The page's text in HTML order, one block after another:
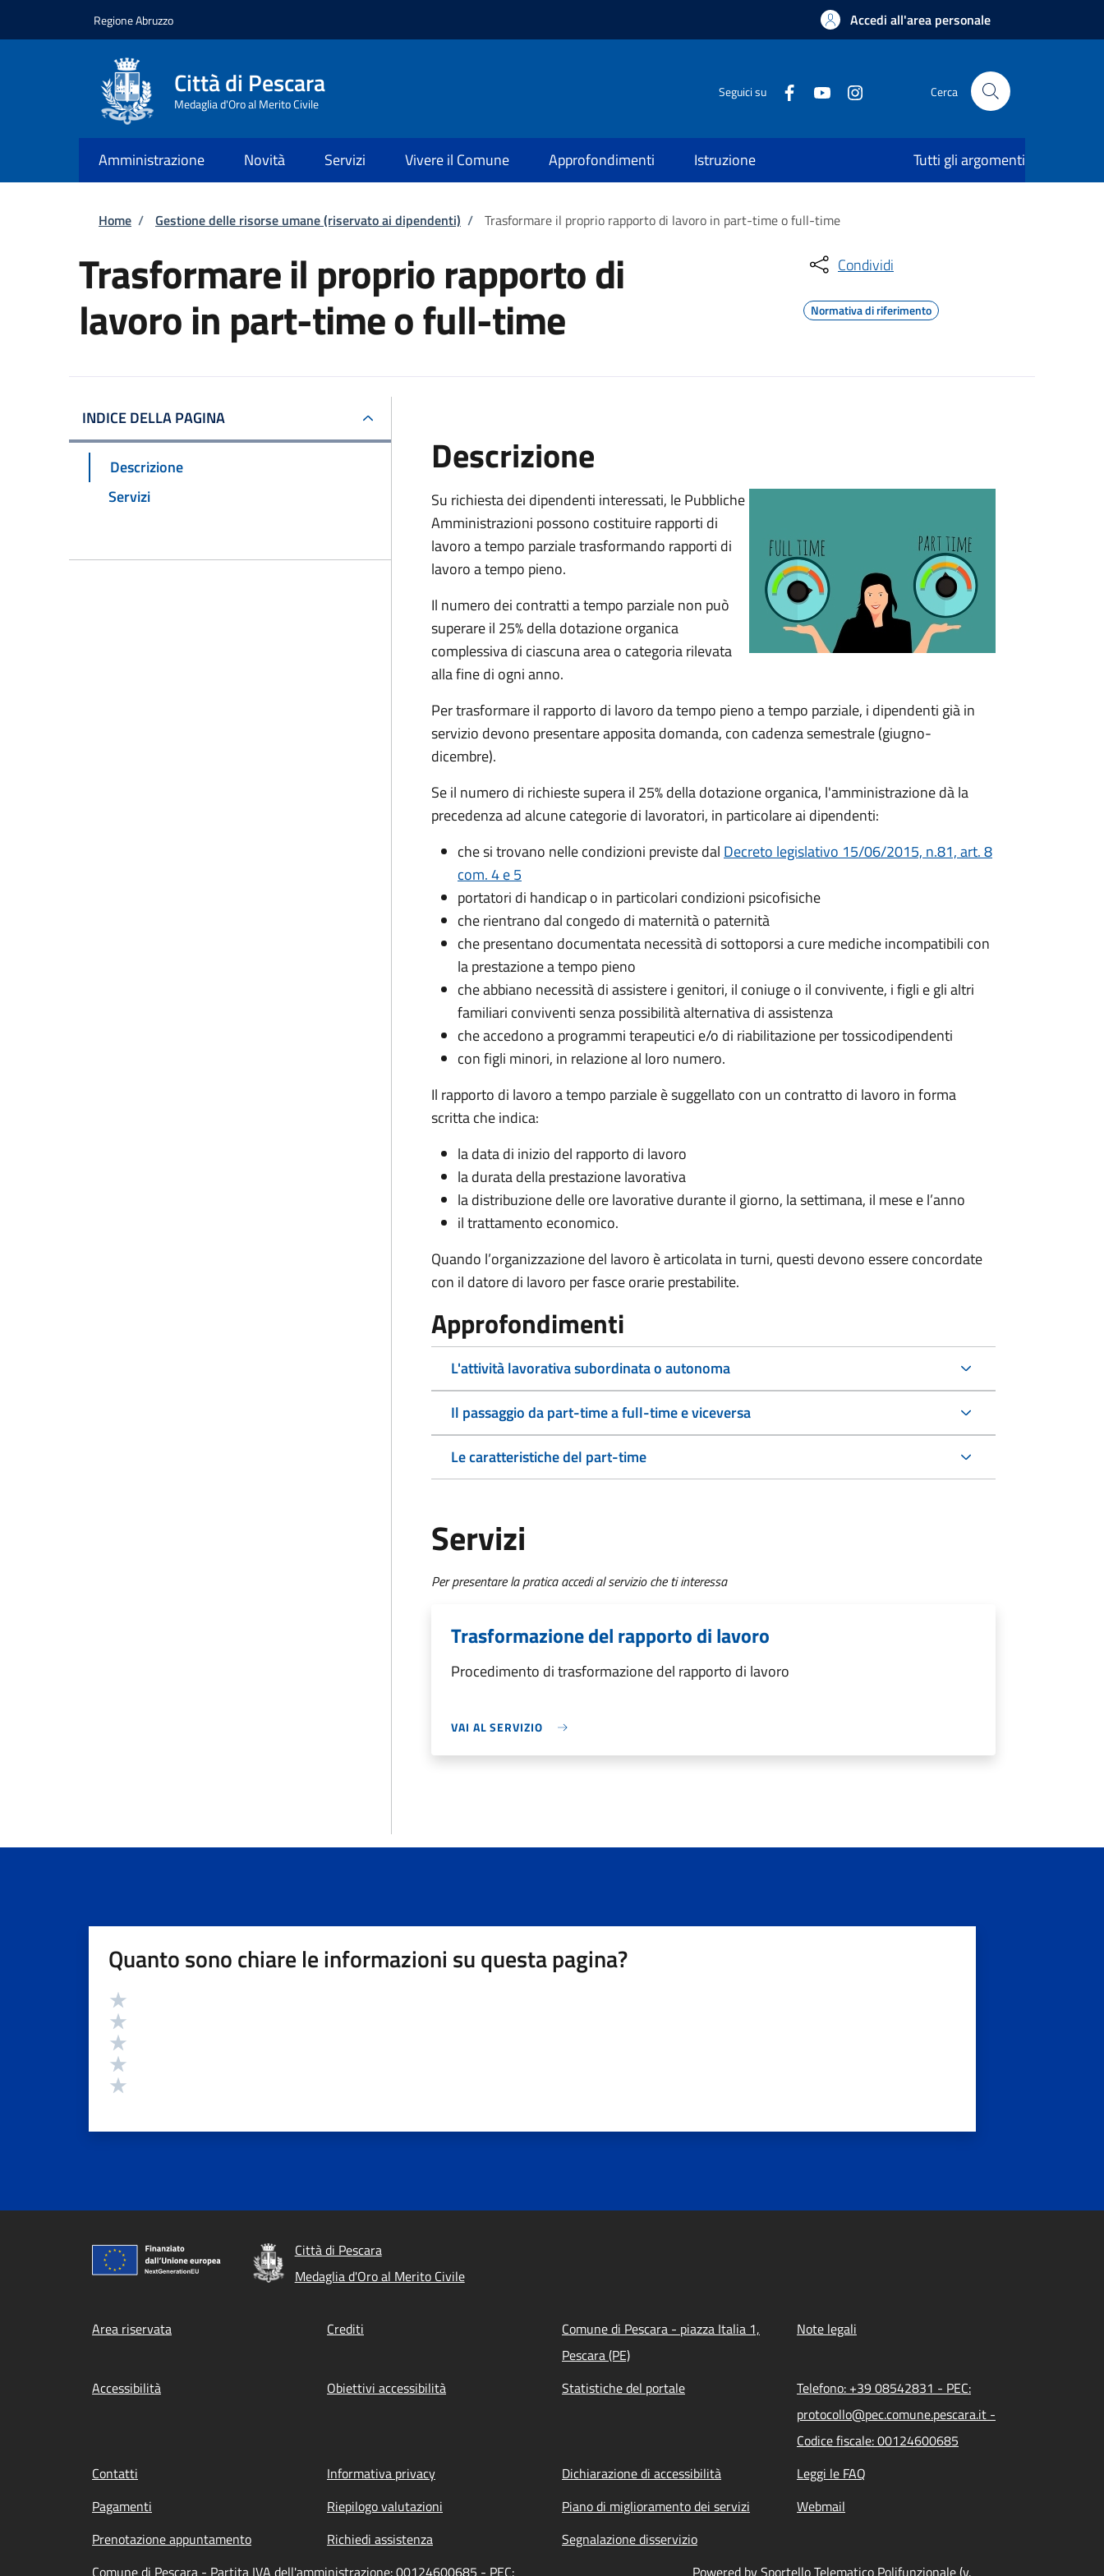
Regione Abruzzo Accedi all'area personale
Città di Pescara
Medaglia d'Oro al Merito Civile
Seguici su Cerca
Amministrazione Novità Servizi Vivere il Comune Approfondimenti Istruzione Tutti gli argomenti
Briciole di pane
Home / Gestione delle risorse umane (riservato ai dipendenti) / Trasformare il proprio rapporto di lavoro in part-time o full-time
Trasformare il proprio rapporto di
lavoro in part-time o full-time
Condividi
Normativa di riferimento
INDICE DELLA PAGINA
Descrizione
Servizi
Descrizione
Su richiesta dei dipendenti interessati, le Pubbliche
Amministrazioni possono costituire rapporti di
lavoro a tempo parziale trasformando rapporti di
lavoro a tempo pieno.
Il numero dei contratti a tempo parziale non può
superare il 25% della dotazione organica
complessiva di ciascuna area o categoria rilevata
alla fine di ogni anno.
Per trasformare il rapporto di lavoro da tempo pieno a tempo parziale, i dipendenti già in
servizio devono presentare apposita domanda, con cadenza semestrale (giugno-
dicembre).
Se il numero di richieste supera il 25% della dotazione organica, l'amministrazione dà la
precedenza ad alcune categorie di lavoratori, in particolare ai dipendenti:
che si trovano nelle condizioni previste dal Decreto legislativo 15/06/2015, n.81, art. 8
com. 4 e 5
portatori di handicap o in particolari condizioni psicofisiche
che rientrano dal congedo di maternità o paternità
che presentano documentata necessità di sottoporsi a cure mediche incompatibili con
la prestazione a tempo pieno
che abbiano necessità di assistere i genitori, il coniuge o il convivente, i figli e gli altri
familiari conviventi senza possibilità alternativa di assistenza
che accedono a programmi terapeutici e/o di riabilitazione per tossicodipendenti
con figli minori, in relazione al loro numero.
Il rapporto di lavoro a tempo parziale è suggellato con un contratto di lavoro in forma
scritta che indica:
la data di inizio del rapporto di lavoro
la durata della prestazione lavorativa
la distribuzione delle ore lavorative durante il giorno, la settimana, il mese e l’anno
il trattamento economico.
Quando l’organizzazione del lavoro è articolata in turni, questi devono essere concordate
con il datore di lavoro per fasce orarie prestabilite.
Approfondimenti
L'attività lavorativa subordinata o autonoma
Il passaggio da part-time a full-time e viceversa
Le caratteristiche del part-time
Servizi
Per presentare la pratica accedi al servizio che ti interessa
Trasformazione del rapporto di lavoro
Procedimento di trasformazione del rapporto di lavoro
VAI AL SERVIZIO
Quanto sono chiare le informazioni su questa pagina?
Valutazione
Città di Pescara
Medaglia d'Oro al Merito Civile
Footer menu
Area riservata Crediti
Comune di Pescara - piazza Italia 1,
Pescara (PE)
Note legali
Accessibilità Obiettivi accessibilità Statistiche del portale
Telefono: +39 08542831 - PEC:
protocollo@pec.comune.pescara.it -
Codice fiscale: 00124600685
Contatti
Informativa privacy Dichiarazione di accessibilità
Leggi le FAQ
Pagamenti
Riepilogo valutazioni Piano di miglioramento dei servizi
Webmail
Prenotazione appuntamento
Richiedi assistenza
Segnalazione disservizio
Comune di Pescara - Partita IVA dell'amministrazione: 00124600685 - PEC:
Powered by Sportello Telematico Polifunzionale (v.